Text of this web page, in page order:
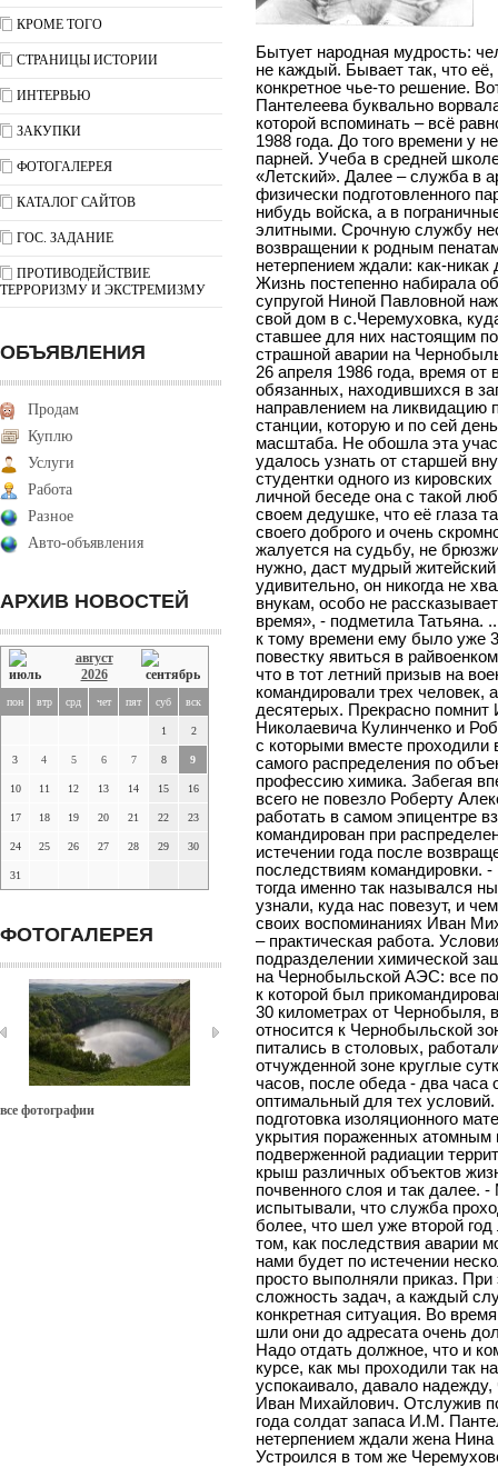
КРОМЕ ТОГО
СТРАНИЦЫ ИСТОРИИ
ИНТЕРВЬЮ
ЗАКУПКИ
ФОТОГАЛЕРЕЯ
КАТАЛОГ САЙТОВ
ГОС. ЗАДАНИЕ
ПРОТИВОДЕЙСТВИЕ
ТЕРРОРИЗМУ И ЭКСТРЕМИЗМУ
ОБЪЯВЛЕНИЯ
Продам
Куплю
Услуги
Работа
Разное
Авто-объявления
АРХИВ НОВОСТЕЙ
август
2026
пон втр срд чет пят суб вск
1 2
3 4 5 6 7 8 9
10 11 12 13 14 15 16
17 18 19 20 21 22 23
24 25 26 27 28 29 30
31
ФОТОГАЛЕРЕЯ
все фотографии
Бытует народная мудрость:
не каждый. Бывает так, что
конкретное чье-то решение.
Пантелеева буквально
которой вспоминать – всё
1988 года. До того времени у
парней. Учеба в средней
«Летский». Далее – служба в
физически подготовленного
нибудь войска, а в
элитными. Срочную службу
возвращении к родным
нетерпением ждали: как-
Жизнь постепенно набирала
супругой Ниной Павловной
свой дом в с.Черемуховка,
ставшее для них настоящим
страшной аварии на
26 апреля 1986 года, время
обязанных, находившихся в
направлением на ликвидацию
станции, которую и по сей
масштаба. Не обошла эта
удалось узнать от старшей
студентки одного из
личной беседе она с такой
своем дедушке, что её глаза
своего доброго и очень
жалуется на судьбу, не
нужно, даст мудрый
удивительно, он никогда не
внукам, особо не
время», - подметила Татьяна.
к тому времени ему было уже
повестку явиться в
что в тот летний призыв на
командировали трех человек,
десятерых. Прекрасно
Николаевича Кулинченко и
с которыми вместе проходили
самого распределения по
профессию химика. Забегая
всего не повезло Роберту
работать в самом эпицентре
командирован при
истечении года после
последствиям командировки.
тогда именно так назывался
узнали, куда нас повезут, и
своих воспоминаниях Иван
– практическая работа.
подразделении химической
на Чернобыльской АЭС: все по
к которой был
30 километрах от Чернобыля,
относится к Чернобыльской
питались в столовых,
отчужденной зоне круглые
часов, после обеда - два
оптимальный для тех
подготовка изоляционного
укрытия пораженных атомным
подверженной радиации
крыш различных объектов
почвенного слоя и так далее.
испытывали, что служба
более, что шел уже второй год
том, как последствия аварии
нами будет по истечении
просто выполняли приказ. При
сложность задач, а каждый
конкретная ситуация. Во
шли они до адресата очень
Надо отдать должное, что и
курсе, как мы проходили так
успокаивало, давало
Иван Михайлович. Отслужив
года солдат запаса И.М.
нетерпением ждали жена
Устроился в том же